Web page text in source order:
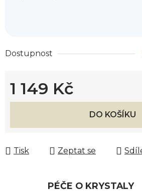
Dostupnost
1 149 Kč
Měrná cena:
DO KOŠÍKU
Tisk Zeptat se
PÉČE O KRYSTALY